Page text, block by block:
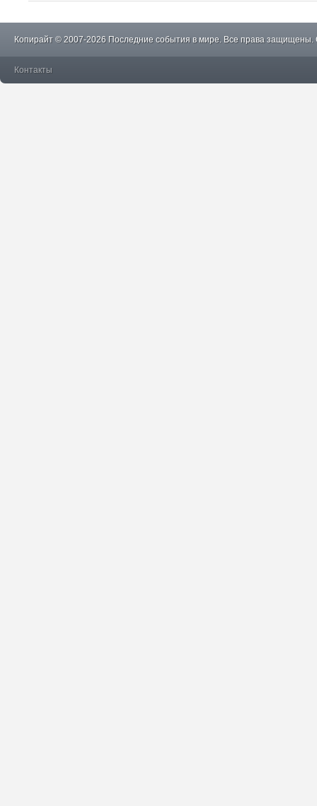
Копирайт © 2007-2026 Последние события в мире. Все права защищены.
Контакты